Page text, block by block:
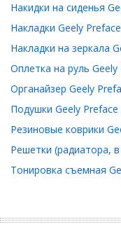
Накидки на сиденья
Накладки Geely
Накладки на зеркала
Оплетка на руль
Органайзер Geely
Подушки Geely Preface
Резиновые коврики
Решетки (радиатора,
Тонировка съемная